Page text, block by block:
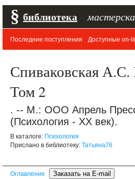
§ библиотека
Последние поступления Доступные on-
Спиваковская А.С.
Том 2
. -- М.: ООО Апрель
(Психология - XX век).
В каталоге: Психология
Прислано в библиотеку: Татьяна76
Оглавление